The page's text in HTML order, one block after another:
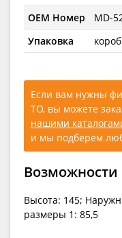
OEM Номер
MD-
Упаковка
Если вам нужны
ТО, вы можете
нашими
и мы подберем
Возможности
Высота: 145;
размеры 1: 85,5